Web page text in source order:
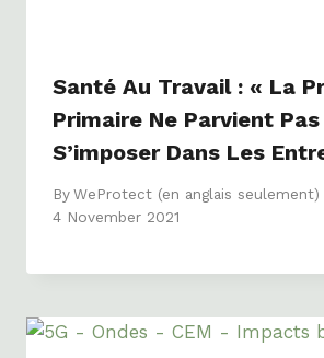
Santé Au Travail : « La
Primaire Ne Parvient Pas
S’imposer Dans Les
ByWeProtect (en anglais seulement)
4 November 2021